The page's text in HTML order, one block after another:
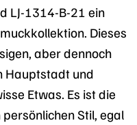
LJ-1314-B-21 ein
Dieses
aber dennoch
Hauptstadt und
Etwas. Es ist die
Stil, egal